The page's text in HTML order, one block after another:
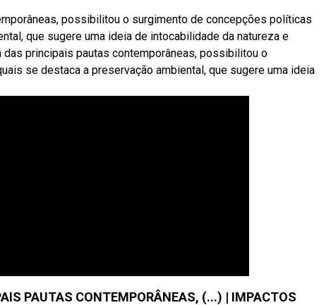
possibilitou o surgimento de concepções políticas
que sugere uma ideia de intocabilidade da natureza e
principais pautas contemporâneas, possibilitou o
se destaca a preservação ambiental, que sugere uma ideia
PAUTAS CONTEMPORÂNEAS, (...) | IMPACTOS